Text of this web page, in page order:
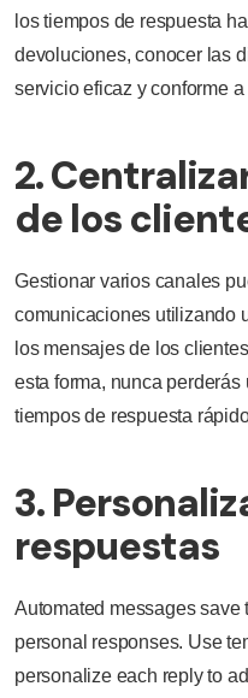
los tiempos de respuesta
devoluciones, conocer las
servicio eficaz y conforme a
2.
de los
Gestionar varios canales
comunicaciones utilizando
los mensajes de los
esta forma, nunca
tiempos de respuesta
3.
respuestas
Automated messages save
personal responses. Use
personalize each reply to